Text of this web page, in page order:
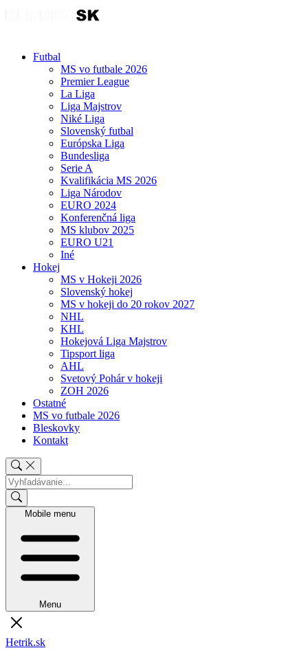
Futbal
MS vo futbale 2026
Premier League
La Liga
Liga Majstrov
Niké Liga
Slovenský futbal
Európska Liga
Bundesliga
Serie A
Kvalifikácia MS 2026
Liga Národov
EURO 2024
Konferenčná liga
MS klubov 2025
EURO U21
Iné
Hokej
MS v Hokeji 2026
Slovenský hokej
MS v hokeji do 20 rokov 2027
NHL
KHL
Hokejová Liga Majstrov
Tipsport liga
AHL
Svetový Pohár v hokeji
ZOH 2026
Ostatné
MS vo futbale 2026
Bleskovky
Kontakt
Mobile menu
Menu
Hetrik.sk